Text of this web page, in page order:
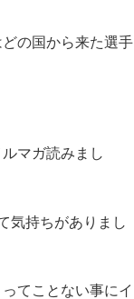
の国から来た選手
マガ読みまし
気持ちがありまし
てことない事にイ